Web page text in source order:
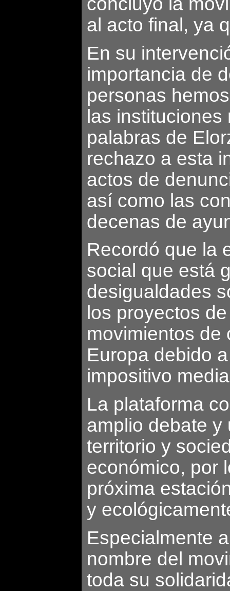
al acto final, ya
En su
importancia de
personas
las
palabras de
rechazo a esta
actos de
así como las
decenas de
Recordó que la
social que está
desigualdades
los proyectos
movimientos de
Europa debido
impositivo
La plataforma
amplio debate y
territorio y
económico, por
próxima
y
Especialmente
nombre del
toda su